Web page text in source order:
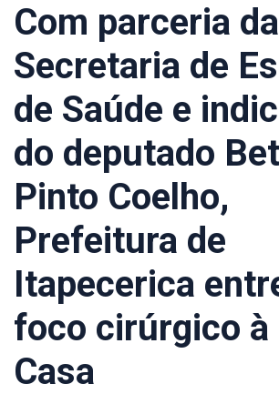
Com parceria da
Secretaria de
de Saúde e
do deputado
Pinto Coelho,
Prefeitura de
Itapecerica
foco cirúrgico à
Casa